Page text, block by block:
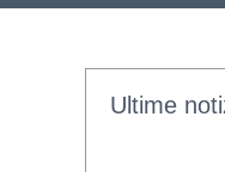
Ultime